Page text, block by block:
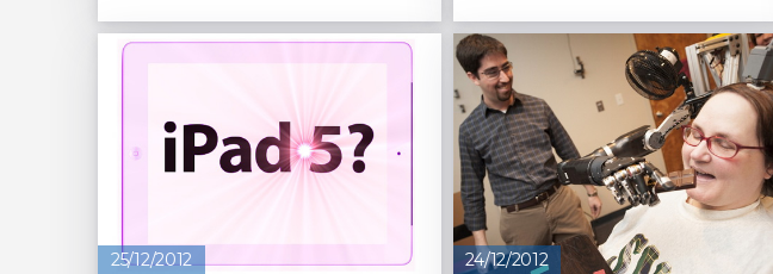
25/12/2012 24/12/2012